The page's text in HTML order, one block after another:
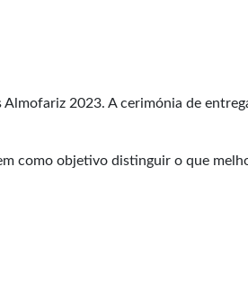
2023. A cerimónia de
como objetivo distinguir o que